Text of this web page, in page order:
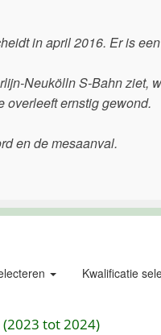
in april 2016. Er is
Neukölln S-Bahn ziet,
overleeft ernstig gewond.
en de mesaanval.